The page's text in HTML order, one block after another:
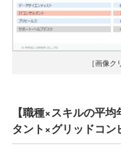
［画像ク
【職種×スキルの平
タント×グリッドコ